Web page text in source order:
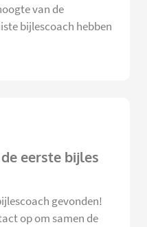
van de
bijlescoach hebben
eerste bijles
gevonden!
op om samen de